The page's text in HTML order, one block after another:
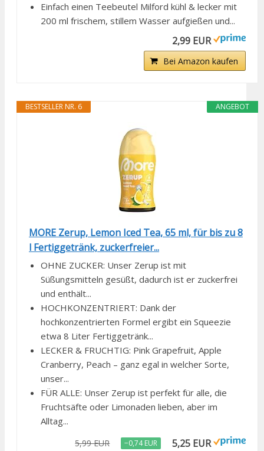
Einfach einen Teebeutel Milford kühl & lecker mit
200 ml frischem, stillem Wasser aufgießen und...
2,99 EUR
Bei Amazon kaufen
ANGEBOT
BESTSELLER NR. 6
MORE Zerup, Lemon Iced Tea, 65 ml, für bis zu 8
l Fertiggetränk, zuckerfreier...
OHNE ZUCKER: Unser Zerup ist mit
Süßungsmitteln gesüßt, dadurch ist er zuckerfrei
und enthält...
HOCHKONZENTRIERT: Dank der
hochkonzentrierten Formel ergibt ein Squeezie
etwa 8 Liter Fertiggetränk...
LECKER & FRUCHTIG: Pink Grapefruit, Apple
Cranberry, Peach – ganz egal in welcher Sorte,
unser...
FÜR ALLE: Unser Zerup ist perfekt für alle, die
Fruchtsäfte oder Limonaden lieben, aber im
Alltag...
5,99 EUR −0,74 EUR 5,25 EUR